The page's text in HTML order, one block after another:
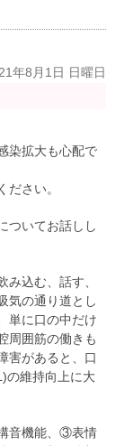
年8月1日 日曜日
染拡大も心配で
ださい。
ついてお話しし
み込む、話す、
気の通り道とし
単に口の中だけ
周囲筋の働きも
害があると、口
の維持向上に大
音機能、③表情